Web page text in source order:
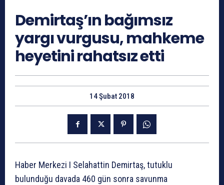
Demirtaş’ın bağımsız
yargı vurgusu, mahkeme
heyetini rahatsız etti
14 Şubat 2018
Haber Merkezi I Selahattin Demirtaş, tutuklu
bulunduğu davada 460 gün sonra savunma